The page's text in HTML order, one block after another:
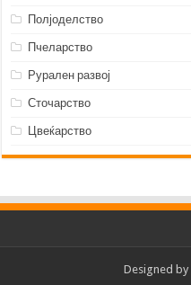
Полјоделство
Пчеларство
Рурален развој
Сточарство
Цвеќарство
Designed by